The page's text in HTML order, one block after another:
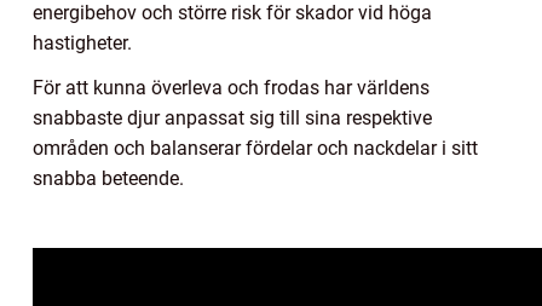
energibehov och större risk för skador vid höga
hastigheter.
För att kunna överleva och frodas har världens
snabbaste djur anpassat sig till sina respektive
områden och balanserar fördelar och nackdelar i sitt
snabba beteende.